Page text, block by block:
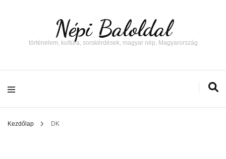
Népi Baloldal
történelem, kultúra, sorskérdések, magyar nép, Magyarország
Kezdőlap DK